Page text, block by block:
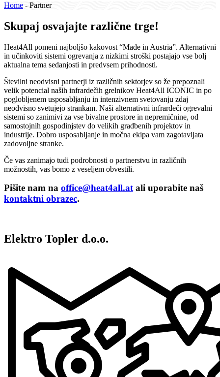
Home - Partner
Skupaj osvajajte različne trge!
Heat4All pomeni najboljšo kakovost “Made in Austria”. Alternativni
in učinkoviti sistemi ogrevanja z nizkimi stroški postajajo vse bolj
aktualna tema sedanjosti in predvsem prihodnosti.
Številni neodvisni partnerji iz različnih sektorjev so že prepoznali
velik potencial naših infrardečih grelnikov Heat4All ICONIC in po
poglobljenem usposabljanju in intenzivnem svetovanju zdaj
neodvisno svetujejo strankam. Naši alternativni infrardeči ogrevalni
sistemi so zanimivi za vse bivalne prostore in nepremičnine, od
samostojnih gospodinjstev do velikih gradbenih projektov in
industrije. Dobro usposabljanje in močna ekipa vam zagotavljata
zadovoljne stranke.
Če vas zanimajo tudi podrobnosti o partnerstvu in različnih
možnostih, vas bomo z veseljem obvestili.
Pišite nam na office@heat4all.atali uporabite naš
kontaktni obrazec.
Elektro Topler d.o.o.